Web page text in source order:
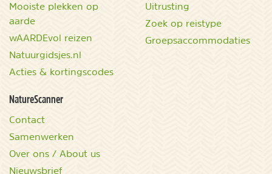
Mooiste plekken op
aarde
wAARDEvol reizen
Natuurgidsjes.nl
Acties & kortingscodes
Uitrusting
Zoek op reistype
Groepsaccommodaties
NatureScanner
Contact
Samenwerken
Over ons / About us
Nieuwsbrief